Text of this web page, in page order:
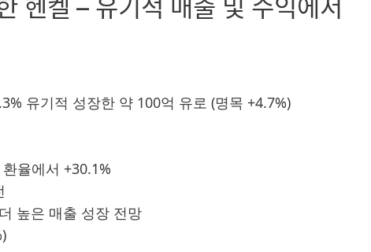
헨켈 – 유기적 매출 및 수익에서
유기적 성장한 약 100억 유로 (명목 +4.7%)
율에서 +30.1%
높은 매출 성장 전망